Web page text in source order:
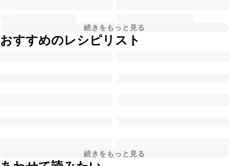
続きをもっと見る
おすすめのレシピリスト
続きをもっと見る